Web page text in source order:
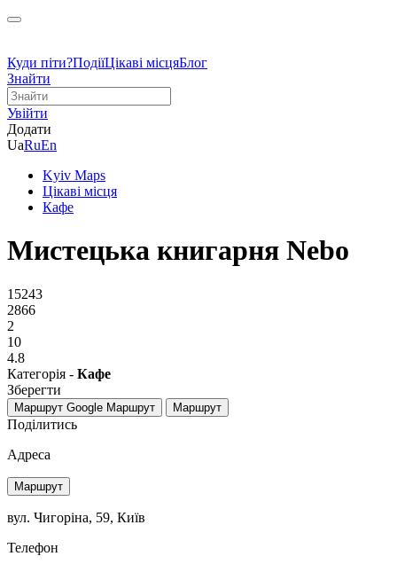
Куди піти?ПодіїЦікаві місцяБлог
Знайти
Увійти
Додати
UaRuEn
Kyiv Maps
Цікаві місця
Кафе
Мистецька книгарня Nebo
15243
2866
2
10
4.8
Категорія - Кафе
Зберегти
Маршрут Google Маршрут Маршрут
Поділитись
Адреса
Маршрут
вул. Чигоріна, 59, Київ
Телефон